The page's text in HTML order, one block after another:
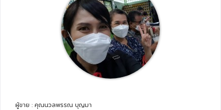
ผู้ขาย : คุณนวลพรรณ บุญมา